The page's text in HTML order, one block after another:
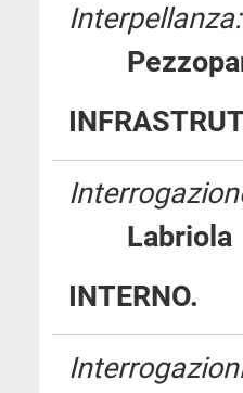
Interpellanza:
INTERNO.